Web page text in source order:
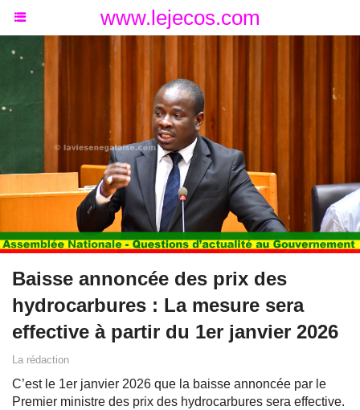
www.lejecos.com
Baisse annoncée des prix des
hydrocarbures : La mesure sera
effective à partir du 1er janvier 2026
La rédaction
C’est le 1er janvier 2026 que la baisse annoncée par le
Premier ministre des prix des hydrocarbures sera effective.